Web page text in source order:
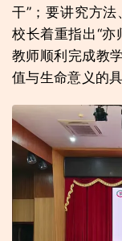
干”；要讲究方
校长着重指出“
教师顺利完成教
值与生命意义的具